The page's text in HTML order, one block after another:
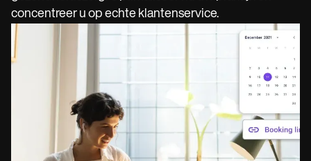
Insurance claims
Speech therapists
Life coaches
Massage therapists
Personal trainers
concentreer u op echte klantenservice.